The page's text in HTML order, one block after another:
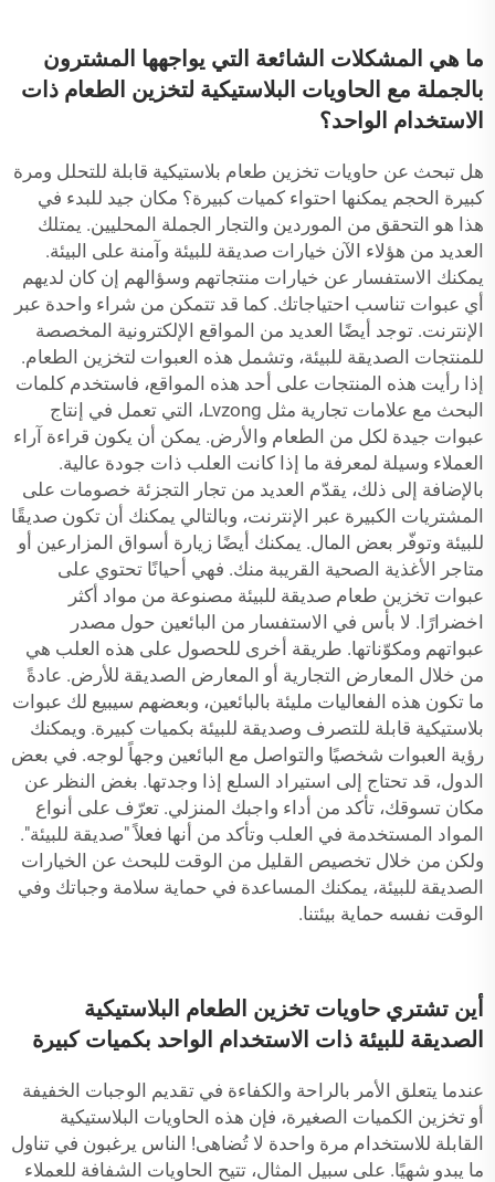
ما هي المشكلات الشائعة التي يواجهها المشترون
بالجملة مع الحاويات البلاستيكية لتخزين الطعام ذات
الاستخدام الواحد؟
هل تبحث عن حاويات تخزين طعام بلاستيكية قابلة للتحلل ومرة
كبيرة الحجم يمكنها احتواء كميات كبيرة؟ مكان جيد للبدء في
هذا هو التحقق من الموردين والتجار الجملة المحليين. يمتلك
العديد من هؤلاء الآن خيارات صديقة للبيئة وآمنة على البيئة.
يمكنك الاستفسار عن خيارات منتجاتهم وسؤالهم إن كان لديهم
أي عبوات تناسب احتياجاتك. كما قد تتمكن من شراء واحدة عبر
الإنترنت. توجد أيضًا العديد من المواقع الإلكترونية المخصصة
للمنتجات الصديقة للبيئة، وتشمل هذه العبوات لتخزين الطعام.
إذا رأيت هذه المنتجات على أحد هذه المواقع، فاستخدم كلمات
البحث مع علامات تجارية مثل Lvzong، التي تعمل في إنتاج
عبوات جيدة لكل من الطعام والأرض. يمكن أن يكون قراءة آراء
العملاء وسيلة لمعرفة ما إذا كانت العلب ذات جودة عالية.
بالإضافة إلى ذلك، يقدّم العديد من تجار التجزئة خصومات على
المشتريات الكبيرة عبر الإنترنت، وبالتالي يمكنك أن تكون صديقًا
للبيئة وتوفّر بعض المال. يمكنك أيضًا زيارة أسواق المزارعين أو
متاجر الأغذية الصحية القريبة منك. فهي أحيانًا تحتوي على
عبوات تخزين طعام صديقة للبيئة مصنوعة من مواد أكثر
اخضرارًا. لا بأس في الاستفسار من البائعين حول مصدر
عبواتهم ومكوّناتها. طريقة أخرى للحصول على هذه العلب هي
من خلال المعارض التجارية أو المعارض الصديقة للأرض. عادةً
ما تكون هذه الفعاليات مليئة بالبائعين، وبعضهم سيبيع لك عبوات
بلاستيكية قابلة للتصرف وصديقة للبيئة بكميات كبيرة. ويمكنك
رؤية العبوات شخصيًا والتواصل مع البائعين وجهاً لوجه. في بعض
الدول، قد تحتاج إلى استيراد السلع إذا وجدتها. بغض النظر عن
مكان تسوقك، تأكد من أداء واجبك المنزلي. تعرّف على أنواع
المواد المستخدمة في العلب وتأكد من أنها فعلاً "صديقة للبيئة".
ولكن من خلال تخصيص القليل من الوقت للبحث عن الخيارات
الصديقة للبيئة، يمكنك المساعدة في حماية سلامة وجباتك وفي
الوقت نفسه حماية بيئتنا.
أين تشتري حاويات تخزين الطعام البلاستيكية
الصديقة للبيئة ذات الاستخدام الواحد بكميات كبيرة
عندما يتعلق الأمر بالراحة والكفاءة في تقديم الوجبات الخفيفة
أو تخزين الكميات الصغيرة، فإن هذه الحاويات البلاستيكية
القابلة للاستخدام مرة واحدة لا تُضاهى! الناس يرغبون في تناول
ما يبدو شهيًا. على سبيل المثال، تتيح الحاويات الشفافة للعملاء